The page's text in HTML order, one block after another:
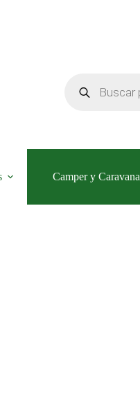
productos
Camper y Caravana